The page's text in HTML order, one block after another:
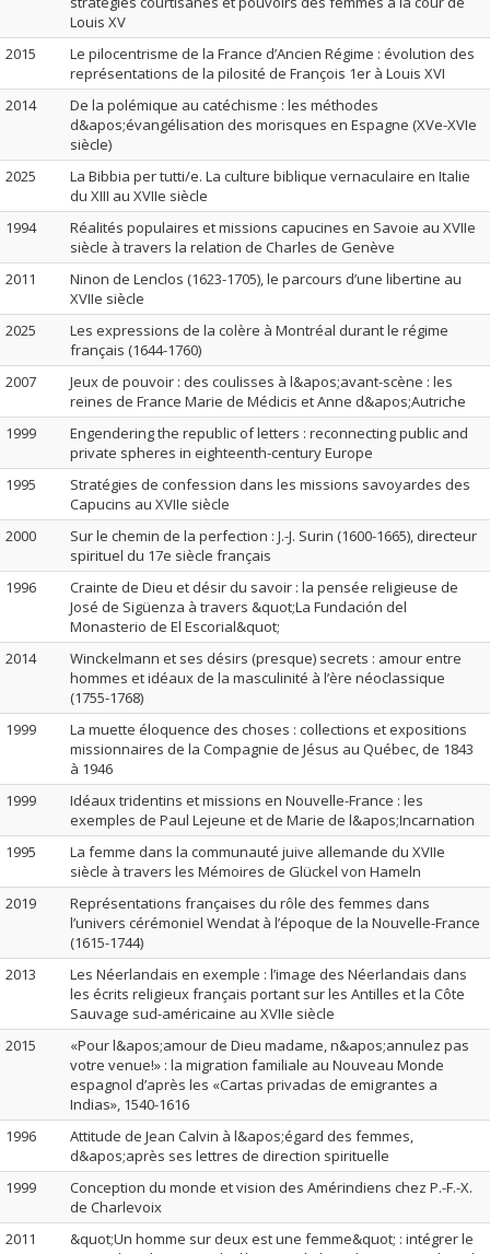
Louis XV
2015
Le pilocentrisme de la France d’Ancien Régime : évolution des
représentations de la pilosité de François 1er à Louis XVI
2014
De la polémique au catéchisme : les méthodes
d&apos;évangélisation des morisques en Espagne (XVe-XVIe
siècle)
2025
La Bibbia per tutti/e. La culture biblique vernaculaire en Italie
du XIII au XVIIe siècle
1994
Réalités populaires et missions capucines en Savoie au XVIIe
siècle à travers la relation de Charles de Genève
2011
Ninon de Lenclos (1623-1705), le parcours d’une libertine au
XVIIe siècle
2025
Les expressions de la colère à Montréal durant le régime
français (1644-1760)
2007
Jeux de pouvoir : des coulisses à l&apos;avant-scène : les
reines de France Marie de Médicis et Anne d&apos;Autriche
1999
Engendering the republic of letters : reconnecting public and
private spheres in eighteenth-century Europe
1995
Stratégies de confession dans les missions savoyardes des
Capucins au XVIIe siècle
2000
Sur le chemin de la perfection : J.-J. Surin (1600-1665), directeur
spirituel du 17e siècle français
1996
Crainte de Dieu et désir du savoir : la pensée religieuse de
José de Sigüenza à travers &quot;La Fundación del
Monasterio de El Escorial&quot;
2014
Winckelmann et ses désirs (presque) secrets : amour entre
hommes et idéaux de la masculinité à l’ère néoclassique
(1755-1768)
1999
La muette éloquence des choses : collections et expositions
missionnaires de la Compagnie de Jésus au Québec, de 1843
à 1946
1999
Idéaux tridentins et missions en Nouvelle-France : les
exemples de Paul Lejeune et de Marie de l&apos;Incarnation
1995
La femme dans la communauté juive allemande du XVIIe
siècle à travers les Mémoires de Glückel von Hameln
2019
Représentations françaises du rôle des femmes dans
l’univers cérémoniel Wendat à l’époque de la Nouvelle-France
(1615-1744)
2013
Les Néerlandais en exemple : l’image des Néerlandais dans
les écrits religieux français portant sur les Antilles et la Côte
Sauvage sud-américaine au XVIIe siècle
2015
«Pour l&apos;amour de Dieu madame, n&apos;annulez pas
votre venue!» : la migration familiale au Nouveau Monde
espagnol d’après les «Cartas privadas de emigrantes a
Indias», 1540-1616
1996
Attitude de Jean Calvin à l&apos;égard des femmes,
d&apos;après ses lettres de direction spirituelle
1999
Conception du monde et vision des Amérindiens chez P.-F.-X.
de Charlevoix
2011
&quot;Un homme sur deux est une femme&quot; : intégrer le